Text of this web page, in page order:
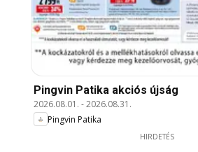
Pingvin Patika akciós újság
2026.08.01. -2026.08.31.
Pingvin Patika
HIRDETÉS